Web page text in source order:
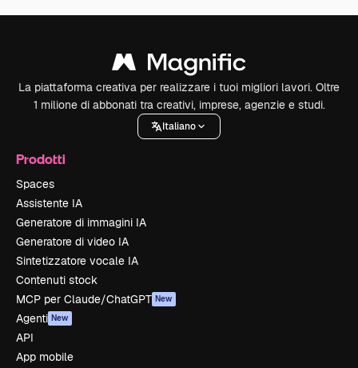
La piattaforma creativa per realizzare i tuoi migliori lavori. Oltre
1 milione di abbonati tra creativi, imprese, agenzie e studi.
Italiano
Prodotti
Spaces
Assistente IA
Generatore di immagini IA
Generatore di video IA
Sintetizzatore vocale IA
Contenuti stock
MCP per Claude/ChatGPT New
Agenti New
API
App mobile